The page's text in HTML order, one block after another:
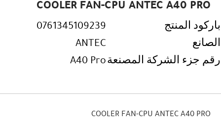
COOLER FAN-CPU ANTEC A40 PRO
باركود المنتج
0761345109239
الصانع
ANTEC
رقم جزء الشركة المصنعةA40 Pro
COOLER FAN-CPU ANTEC A40 PRO